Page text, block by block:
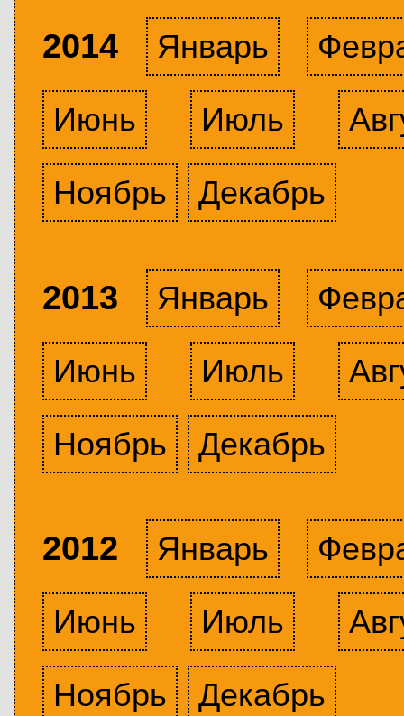
2014 Январь
Июнь
Июль
Ноябрь
Декабрь
2013 Январь
Июнь
Июль
Ноябрь
Декабрь
2012 Январь
Июнь
Июль
Ноябрь
Декабрь